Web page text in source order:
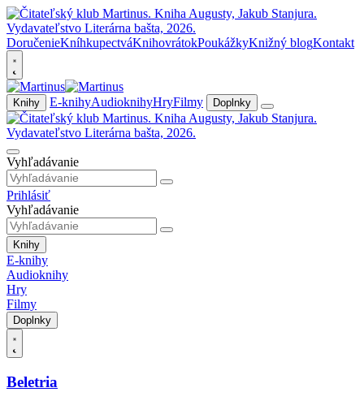
DoručenieKníhkupectváKnihovrátokPoukážkyKnižný blogKontakt
Knihy E-knihyAudioknihyHryFilmy Doplnky
Vyhľadávanie
Prihlásiť
Vyhľadávanie
Knihy
E-knihy
Audioknihy
Hry
Filmy
Doplnky
Beletria